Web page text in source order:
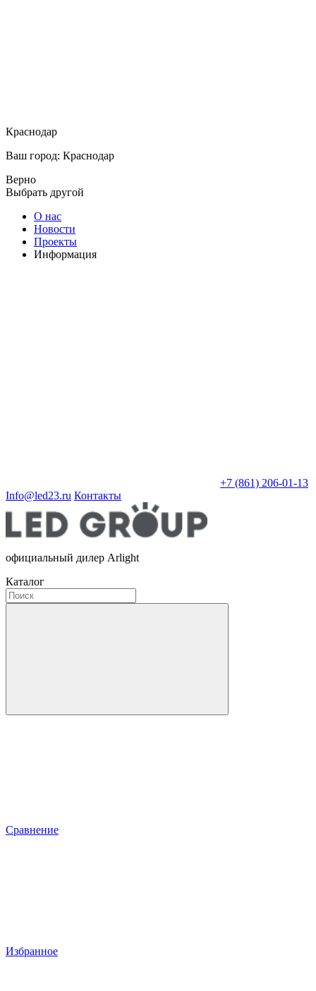
Краснодар
Ваш город: Краснодар
Верно
Выбрать другой
О нас
Новости
Проекты
Информация
+7 (861) 206-01-13
Info@led23.ru Контакты
официальный дилер Arlight
Каталог
Сравнение
Избранное